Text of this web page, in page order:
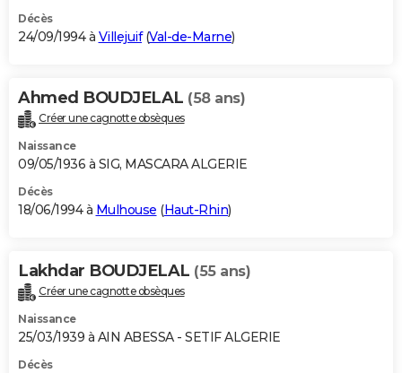
Décès
24/09/1994 à Villejuif(Val-de-Marne)
Ahmed BOUDJELAL (58 ans)
Créer une cagnotte obsèques
Naissance
09/05/1936 à SIG, MASCARA ALGERIE
Décès
18/06/1994 à Mulhouse (Haut-Rhin)
Lakhdar BOUDJELAL (55 ans)
Créer une cagnotte obsèques
Naissance
25/03/1939 à AIN ABESSA - SETIF ALGERIE
Décès